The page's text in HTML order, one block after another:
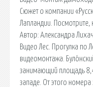
Сюжет о компании
Лапландии. Посмотрите,
Автор: Александра
Видео Лес. Прогулка по
видеомонтажа.
занимающий площадь
западе. От этого номера